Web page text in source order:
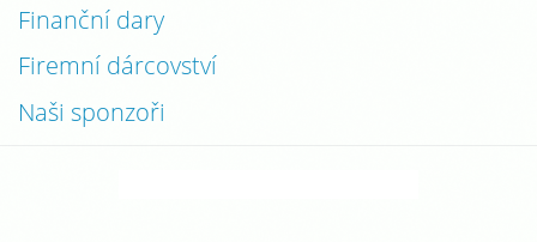
Finanční dary
Firemní dárcovství
Naši sponzoři